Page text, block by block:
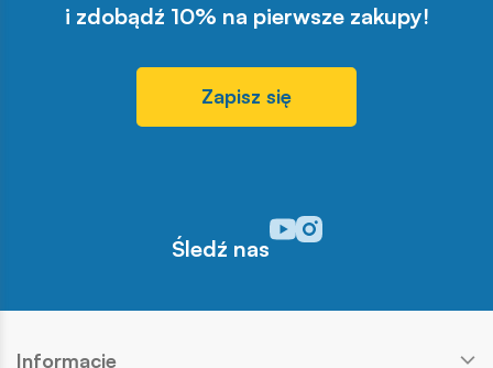
i zdobądź 10% na pierwsze zakupy!
Zapisz się
Śledź nas
Odwiedź nasz profil w
Odwiedź nasz profil w
Informacje